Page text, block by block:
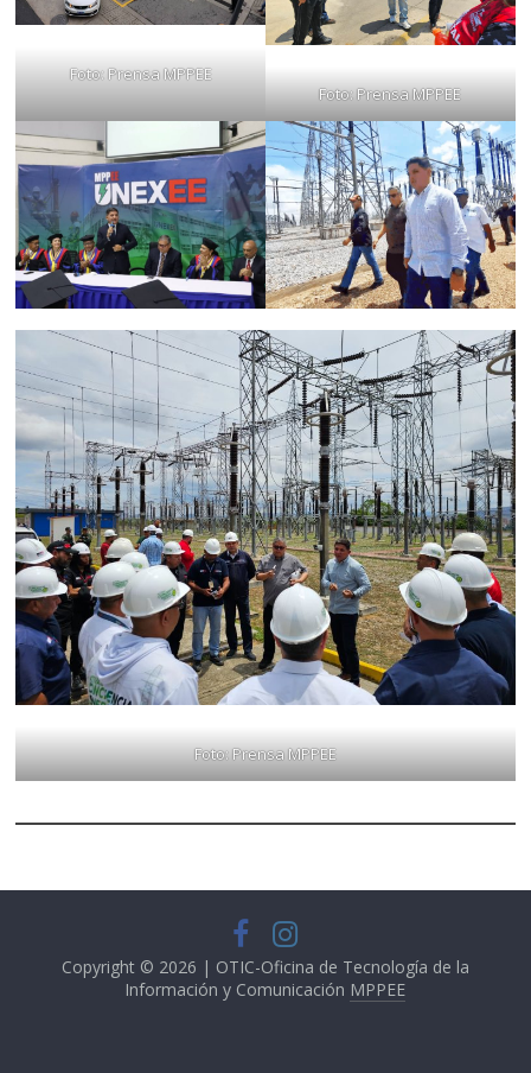
Foto: Prensa MPPEE
Foto: Prensa MPPEE
Foto: Prensa MPPEE
Copyright © 2026 | OTIC-Oficina de Tecnología de la
Información y Comunicación MPPEE